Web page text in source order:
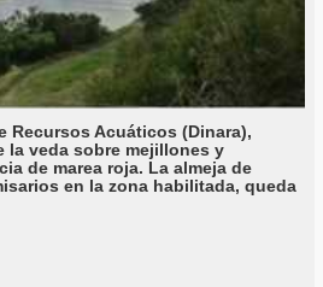
Recursos Acuáticos (Dinara),
la veda sobre mejillones y
de marea roja. La almeja de
en la zona habilitada, queda